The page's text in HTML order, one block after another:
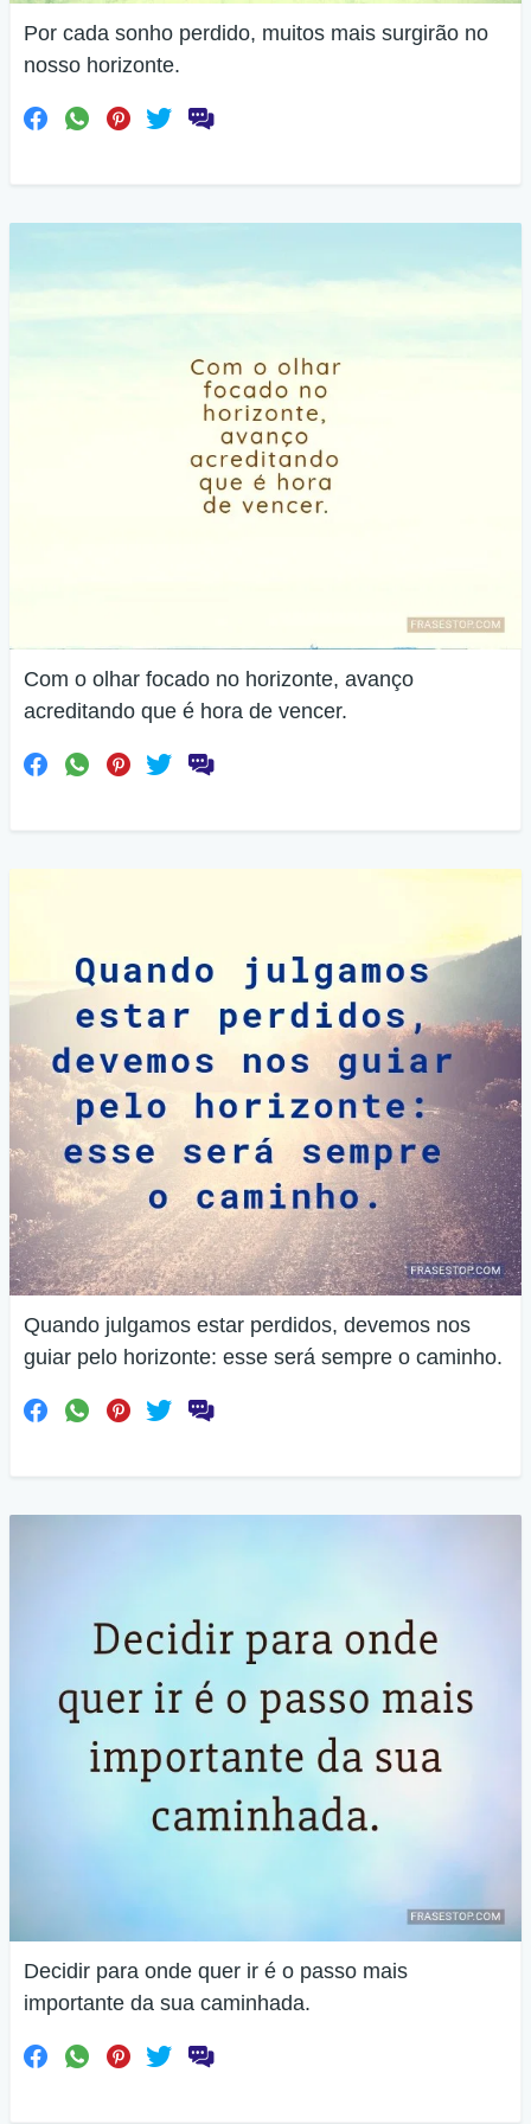
Por cada sonho perdido, muitos mais surgirão no
nosso horizonte.
Com o olhar focado no horizonte, avanço
acreditando que é hora de vencer.
Quando julgamos estar perdidos, devemos nos
guiar pelo horizonte: esse será sempre o caminho.
Decidir para onde quer ir é o passo mais
importante da sua caminhada.